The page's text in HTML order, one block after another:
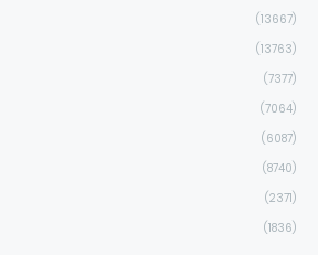
(13667)
(13763)
(7377)
(7064)
(6087)
(8740)
(2371)
(1836)